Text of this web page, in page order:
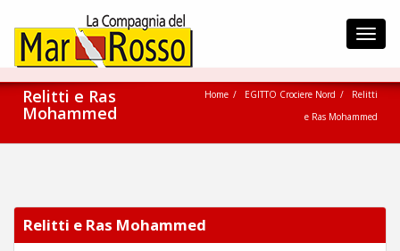
Relitti e Ras
Mohammed
Home EGITTO Crociere Nord
Relitti
e Ras Mohammed
Relitti e Ras Mohammed